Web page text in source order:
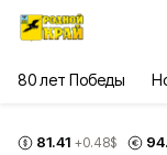
80 лет Победы
81.41 +0.48$